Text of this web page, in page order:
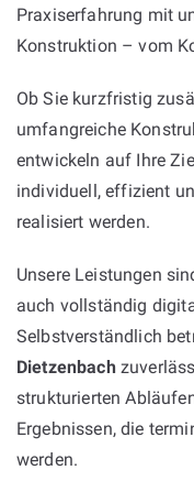
Praxiserfahrung mit
Konstruktion – vom
Ob Sie kurzfristig
umfangreiche
entwickeln auf Ihre
individuell, effizient
realisiert werden.
Unsere Leistungen
auch vollständig
Selbstverständlich
Dietzenbach
strukturierten
Ergebnissen, die
werden.